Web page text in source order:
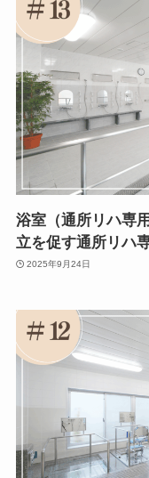
浴室（通所リハ専
立を促す通所リハ
2025年9月24日